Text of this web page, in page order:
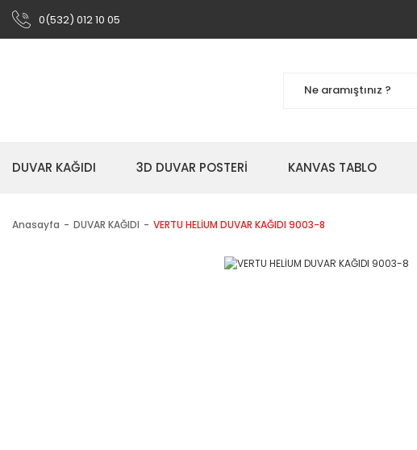
0(532) 012 10 05
DUVAR KAĞIDI 3D DUVAR POSTERİ KANVAS TABLO
Anasayfa DUVAR KAĞIDI VERTU HELİUM DUVAR KAĞIDI 9003-8